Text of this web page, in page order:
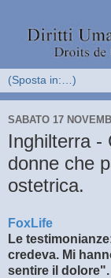
SABATO 17
Inghilterra -
donne che
ostetrica.
FoxLife
Le
credeva. Mi
sentire il dolore".